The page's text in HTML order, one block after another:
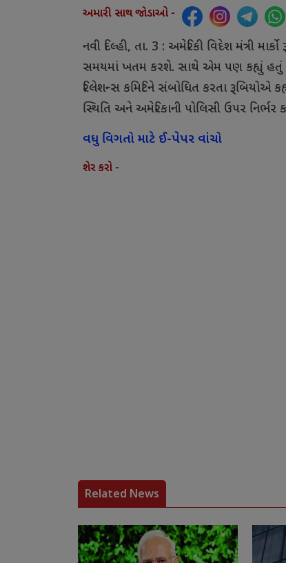
અમારી સાથ જોડાઓ -
નવી દિલ્હી, તા. 3 : અમેરિકી વિદેશ મંત્રી
સમયમાં ખતમ કરશે. સાથે એમ પણ કહ્યું હતું કે
રિલેશન્સ કમિટિને સંબોધિત કરતા રૂબિયોએ
સ્થિતિ અને અમેરિકાની પોલિસી ઉપર નિર્ભર
વધુ વિગતો માટે ઈ-પેપર વાંચો
શેર કરો -
Related News